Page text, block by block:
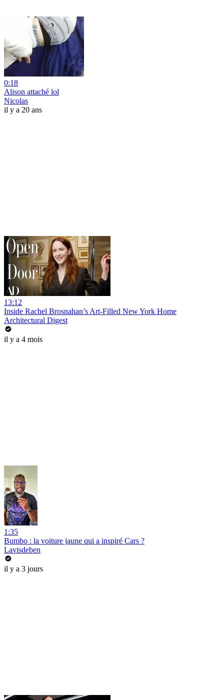
0:18
Alison attaché lol
Nicolas
il y a 20 ans
13:12
Inside Rachel Brosnahan’s Art-Filled New York Home
Architectural Digest
il y a 4 mois
1:35
Bumbo : la voiture jaune qui a inspiré Cars ?
Lavisdeben
il y a 3 jours